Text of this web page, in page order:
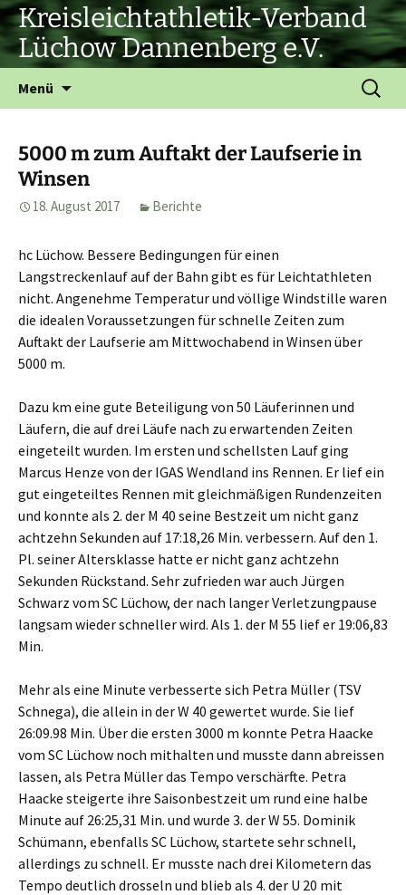
Zum
Inhalt
springen
Kreisleichtathletik-Verband
Lüchow Dannenberg e.V.
Menü
Suchen
nach:
5000 m zum Auftakt der Laufserie in
Winsen
18. August 2017 Berichte
hc Lüchow. Bessere Bedingungen für einen
Langstreckenlauf auf der Bahn gibt es für Leichtathleten
nicht. Angenehme Temperatur und völlige Windstille waren
die idealen Voraussetzungen für schnelle Zeiten zum
Auftakt der Laufserie am Mittwochabend in Winsen über
5000 m.
Dazu km eine gute Beteiligung von 50 Läuferinnen und
Läufern, die auf drei Läufe nach zu erwartenden Zeiten
eingeteilt wurden. Im ersten und schellsten Lauf ging
Marcus Henze von der IGAS Wendland ins Rennen. Er lief ein
gut eingeteiltes Rennen mit gleichmäßigen Rundenzeiten
und konnte als 2. der M 40 seine Bestzeit um nicht ganz
achtzehn Sekunden auf 17:18,26 Min. verbessern. Auf den 1.
Pl. seiner Altersklasse hatte er nicht ganz achtzehn
Sekunden Rückstand. Sehr zufrieden war auch Jürgen
Schwarz vom SC Lüchow, der nach langer Verletzungpause
langsam wieder schneller wird. Als 1. der M 55 lief er 19:06,83
Min.
Mehr als eine Minute verbesserte sich Petra Müller (TSV
Schnega), die allein in der W 40 gewertet wurde. Sie lief
26:09.98 Min. Über die ersten 3000 m konnte Petra Haacke
vom SC Lüchow noch mithalten und musste dann abreissen
lassen, als Petra Müller das Tempo verschärfte. Petra
Haacke steigerte ihre Saisonbestzeit um rund eine halbe
Minute auf 26:25,31 Min. und wurde 3. der W 55. Dominik
Schümann, ebenfalls SC Lüchow, startete sehr schnell,
allerdings zu schnell. Er musste nach drei Kilometern das
Tempo deutlich drosseln und blieb als 4. der U 20 mit